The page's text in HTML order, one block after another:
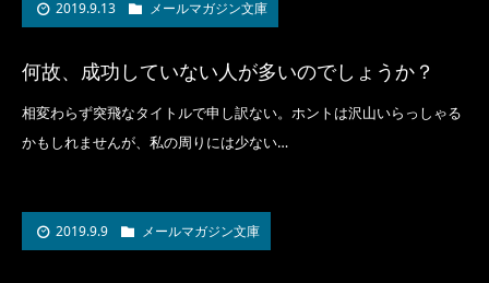
2019.9.13 メールマガジン文庫
何故、成功していない人が多いのでしょうか？
相変わらず突飛なタイトルで申し訳ない。ホントは沢山いらっしゃる
かもしれませんが、私の周りには少ない…
2019.9.9 メールマガジン文庫